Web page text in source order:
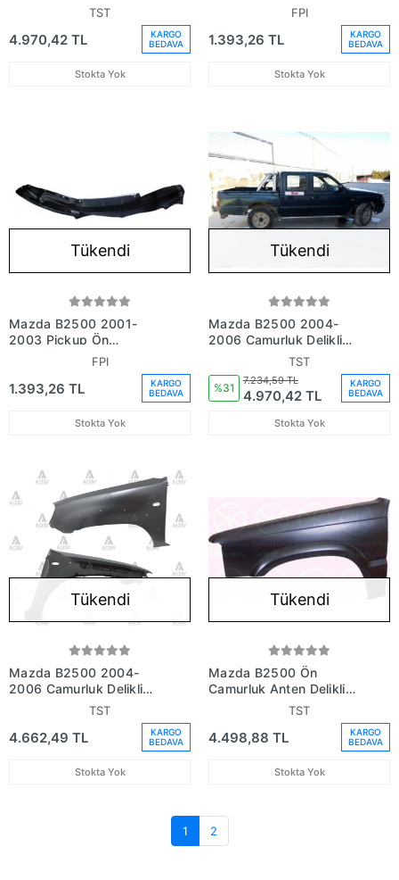
(Oem No:Uh7152211A)
TST
4.970,42 TL
KARGO
BEDAVA
Stokta Yok
Çamurluk Davlumbazı
Sağ (Lt - Mz6062) (Tyg)
(Adet) (Oem
FPI
1.393,26 TL
KARGO
BEDAVA
Stokta Yok
Tükendi
Mazda B2500 2001-
2003 Pickup Ön
Çamurluk Davlumbazı Sol
(Adet) (Oem
FPI
1.393,26 TL
KARGO
BEDAVA
Stokta Yok
Tükendi
Mazda B2500 2004-
2006 Çamurluk Delikli
Ön Sağ (Oem No: Uh81-
52-111A)
TST
%31
7.234,59 TL
4.970,42 TL
KARGO
BEDAVA
Stokta Yok
Tükendi
Mazda B2500 2004-
2006 Çamurluk Delikli
TST
4.662,49 TL
KARGO
BEDAVA
Stokta Yok
Tükendi
Mazda B2500 Ön
Çamurluk Anten Delikli
Sol 1997-1998 (Oem No:
TST
4.498,88 TL
KARGO
BEDAVA
Stokta Yok
1 2